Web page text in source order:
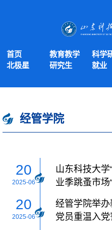
首页 教育教学 科学
北极星
研究生 就业
经管学院
20
2025-06
山东科技大学
业季跳蚤市场
20
2025-06
经管学院举
党员重温入